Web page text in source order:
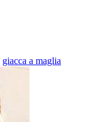
giacca a maglia